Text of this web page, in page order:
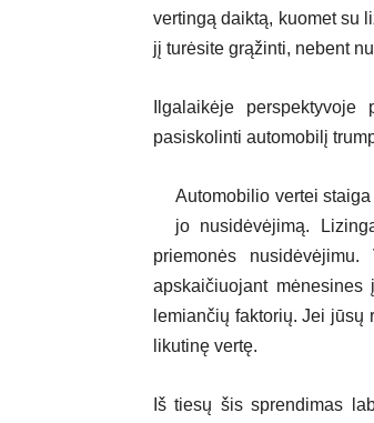
vertingą daiktą, kuomet su
jį turėsite grąžinti, nebent
Ilgalaikėje
pasiskolinti automobilį
Automobilio vertei
jo nusidėvėjimą.
priemonės
apskaičiuojant
lemiančių faktorių. Jei
likutinę vertę.
Iš tiesų šis sprendimas